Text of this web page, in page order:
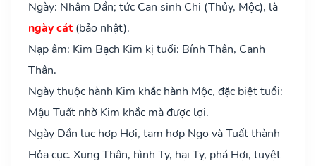
Ngày: Nhâm Dần; tức Can sinh Chi (Thủy, Mộc), là
ngày cát(bảo nhật).
Nạp âm: Kim Bạch Kim kị tuổi: Bính Thân, Canh
Thân.
Ngày thuộc hành Kim khắc hành Mộc, đặc biệt tuổi:
Mậu Tuất nhờ Kim khắc mà được lợi.
Ngày Dần lục hợp Hợi, tam hợp Ngọ và Tuất thành
Hỏa cục. Xung Thân, hình Tỵ, hại Tỵ, phá Hợi, tuyệt